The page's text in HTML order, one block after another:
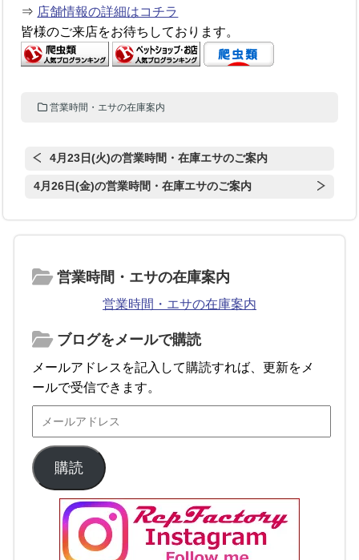
⇒ 店舗情報の詳細はコチラ
皆様のご来店をお待ちしております。
営業時間・エサの在庫案内
4月23日(火)の営業時間・在庫エサのご案内
4月26日(金)の営業時間・在庫エサのご案内
営業時間・エサの在庫案内
営業時間・エサの在庫案内
ブログをメールで購読
メールアドレスを記入して購読すれば、更新をメ
ールで受信できます。
購読